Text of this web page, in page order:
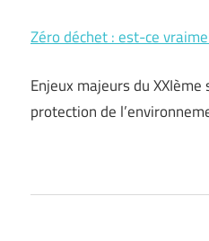
Zéro déchet : est-ce
Enjeux majeurs du XXIème
protection de